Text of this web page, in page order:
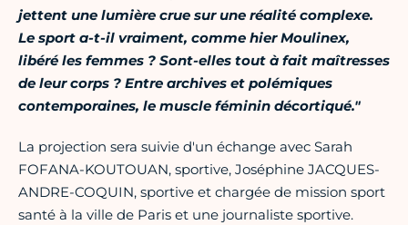
jettent une lumière crue sur une réalité complexe.
Le sport a-t-il vraiment, comme hier Moulinex,
libéré les femmes ? Sont-elles tout à fait maîtresses
de leur corps ? Entre archives et polémiques
contemporaines, le muscle féminin décortiqué."
La projection sera suivie d'un échange avec Sarah
FOFANA-KOUTOUAN, sportive, Joséphine JACQUES-
ANDRE-COQUIN, sportive et chargée de mission sport
santé à la ville de Paris et une journaliste sportive.